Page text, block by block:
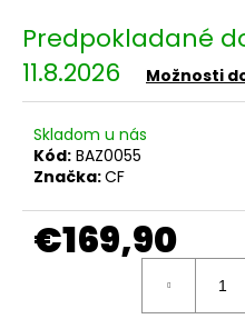
11.8.2026 Možnosti
Skladom u nás
Kód: BAZ0055
Značka:CF
€169,90
KONŠTRUKCIOU
STEEL
PRO
FRAME
X
0,76
M
56416
€119,90